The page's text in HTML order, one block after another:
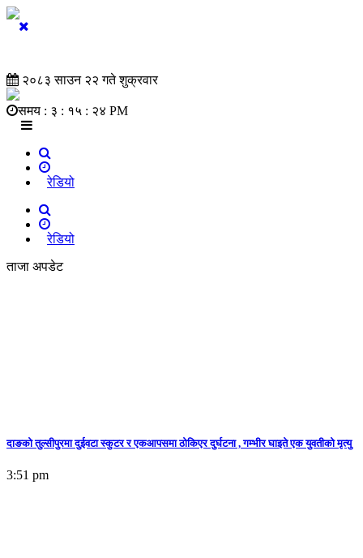
२०८३ साउन २२ गते शुक्रवार
समय : ३ : १५ : २५ PM
रेडियो
रेडियो
ताजा अपडेट
दाङको तुल्सीपुरमा दुईवटा स्कुटर र एकआपसमा ठोकिएर दुर्घटना , गम्भीर घाइते एक युवतीको मृत्यु
3:51 pm